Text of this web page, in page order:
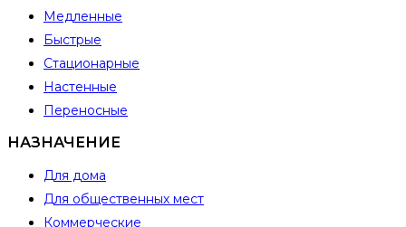
Медленные
Быстрые
Стационарные
Настенные
Переносные
НАЗНАЧЕНИЕ
Для дома
Для общественных мест
Коммерческие